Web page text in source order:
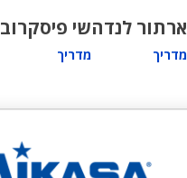
ארתור לנדה
מדריך
שי פיסקרוב
מדריך